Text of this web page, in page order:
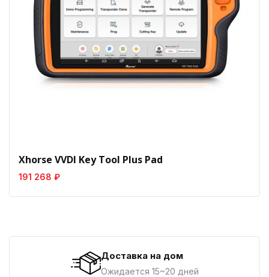
Xhorse VVDI Key Tool Plus Pad
191 268 ₽
Доставка на дом
Ожидается 15~20 дней